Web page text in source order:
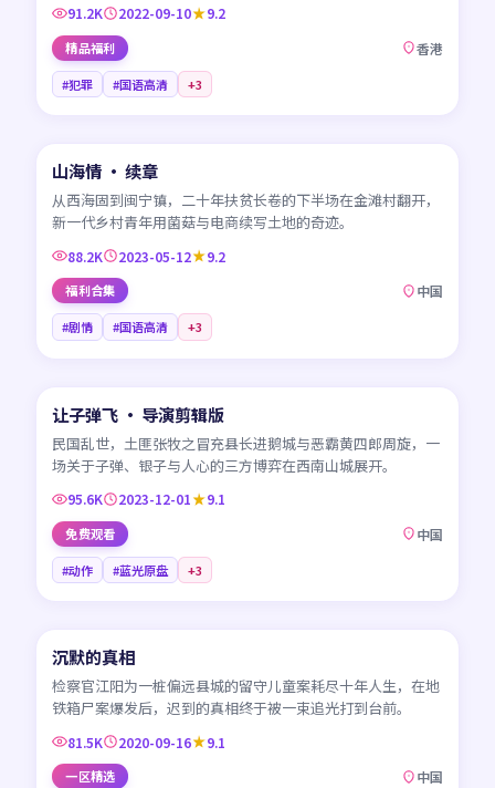
91.2K 2022-09-10 9.2
精品福利 香港
#犯罪 #国语高清 +3
CN
山海情 · 续章
从西海固到闽宁镇，二十年扶贫长卷的下半场在金滩村翻开，
新一代乡村青年用菌菇与电商续写土地的奇迹。
88.2K 2023-05-12 9.2
福利合集 中国
#剧情 #国语高清 +3
CN
让子弹飞 · 导演剪辑版
民国乱世，土匪张牧之冒充县长进鹅城与恶霸黄四郎周旋，一
场关于子弹、银子与人心的三方博弈在西南山城展开。
95.6K 2023-12-01 9.1
免费观看 中国
#动作 #蓝光原盘 +3
CN
沉默的真相
检察官江阳为一桩偏远县城的留守儿童案耗尽十年人生，在地
铁箱尸案爆发后，迟到的真相终于被一束追光打到台前。
81.5K 2020-09-16 9.1
一区精选 中国